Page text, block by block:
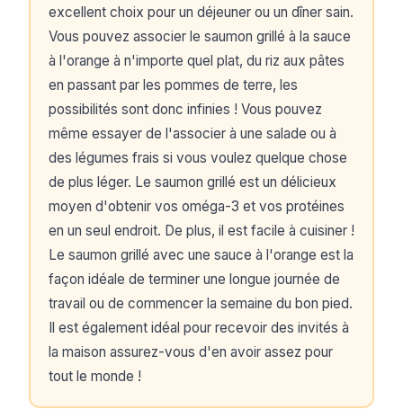
excellent choix pour un déjeuner ou un dîner sain.
Vous pouvez associer le saumon grillé à la sauce
à l'orange à n'importe quel plat, du riz aux pâtes
en passant par les pommes de terre, les
possibilités sont donc infinies ! Vous pouvez
même essayer de l'associer à une salade ou à
des légumes frais si vous voulez quelque chose
de plus léger. Le saumon grillé est un délicieux
moyen d'obtenir vos oméga-3 et vos protéines
en un seul endroit. De plus, il est facile à cuisiner !
Le saumon grillé avec une sauce à l'orange est la
façon idéale de terminer une longue journée de
travail ou de commencer la semaine du bon pied.
Il est également idéal pour recevoir des invités à
la maison assurez-vous d'en avoir assez pour
tout le monde !